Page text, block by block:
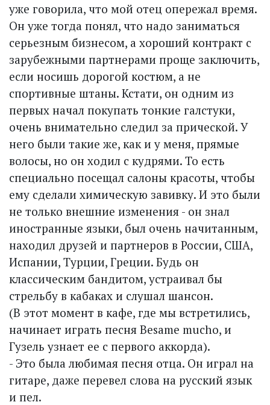
уже говорила, что мой отец опережал время.
Он уже тогда понял, что надо заниматься
серьезным бизнесом, а хороший контракт с
зарубежными партнерами проще заключить,
если носишь дорогой костюм, а не
спортивные штаны. Кстати, он одним из
первых начал покупать тонкие галстуки,
очень внимательно следил за прической. У
него были такие же, как и у меня, прямые
волосы, но он ходил с куд­рями. То есть
специально посещал салоны красоты, чтобы
ему сделали химическую завивку. И это были
не только внешние изменения - он знал
иностранные языки, был очень начитанным,
находил друзей и партнеров в России, США,
Испании, Турции, Греции. Будь он
классическим бандитом, устраивал бы
стрельбу в кабаках и слушал шансон.
(В этот момент в кафе, где мы встретились,
начинает играть песня Besame mucho, и
Гузель узнает ее с первого аккорда).
- Это была любимая песня отца. Он играл на
гитаре, даже перевел слова на русский язык
и пел.